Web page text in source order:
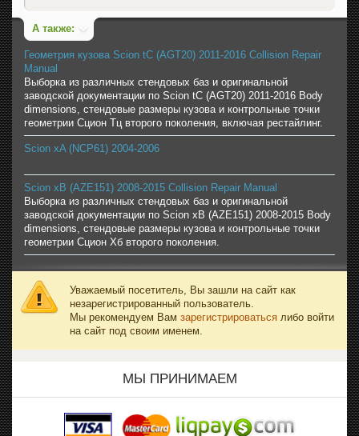
А также:
Геометрия кузова Scion tC (AGT20) 2011-2016 Collision Repair
Manual
Выборка из различных стендовых баз и оригинальной
заводской документации по Scion tC (AGT20) 2011-2016 Body
dimensions, стендовые размеры кузова и контрольные точки
геометрии Сцион Тц второго поколения, включая рестайлинг.
Scion xA (NCP61) 2004-2006
Scion xB (AZE151) 2008-2015 Collision Repair Manual
Выборка из различных стендовых баз и оригинальной
заводской документации по Scion xB (AZE151) 2008-2015 Body
dimensions, стендовые размеры кузова и контрольные точки
геометрии Сцион Хб второго поколения.
Уважаемый посетитель, Вы зашли на сайт как
незарегистрированный пользователь.
Мы рекомендуем Вам зарегистрироваться либо войти
на сайт под своим именем.
МЫ ПРИНИМАЕМ